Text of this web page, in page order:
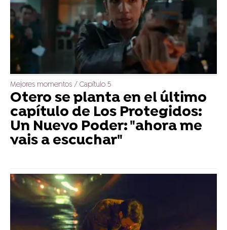
Mejores momentos / Capítulo 5
Otero se planta en el último
capítulo de Los Protegidos:
Un Nuevo Poder: "ahora me
vais a escuchar"